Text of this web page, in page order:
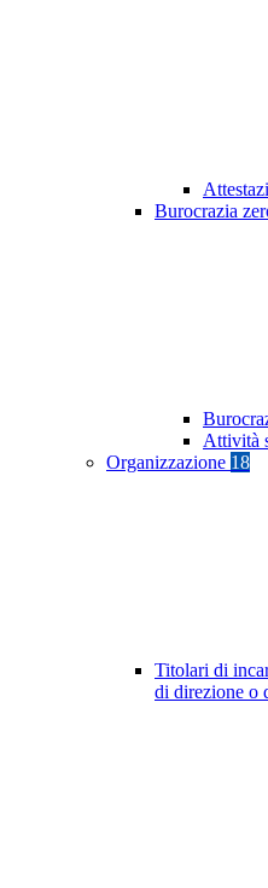
Burocrazia
Attività
Organizzazione 18
Titolari di
di direzione o